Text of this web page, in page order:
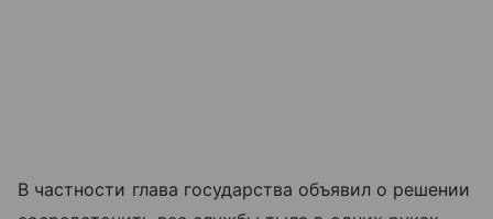
В частности глава государства объявил о решении